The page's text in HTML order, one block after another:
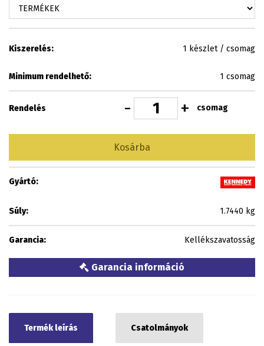
Kiszerelés: 1 készlet / csomag
Minimum rendelhető: 1 csomag
Rendelés - + csomag
Kosárba
Gyártó:
Súly: 1.7440 kg
Garancia: Kellékszavatosság
Garancia információ
Termék leírás Csatolmányok